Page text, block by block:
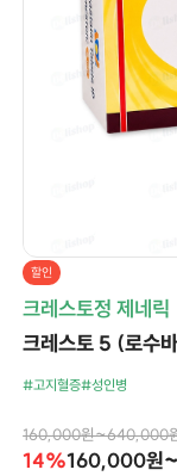
할인
크레스토정 제네릭
크레스토 5 (로
#고지혈증#성인병
160,000원~640,000
14%160,000원